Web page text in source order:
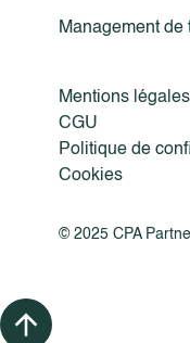
Management
© 2025 CPA
Mentions légales
CGU
Politique de
Cookies